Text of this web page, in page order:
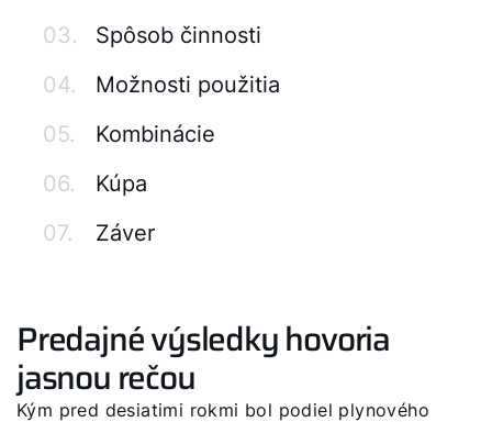
03.
Spôsob činnosti
04.
Možnosti použitia
05.
Kombinácie
06.
Kúpa
07.
Záver
Predajné výsledky hovoria
jasnou rečou
Kým pred desiatimi rokmi bol podiel plynového